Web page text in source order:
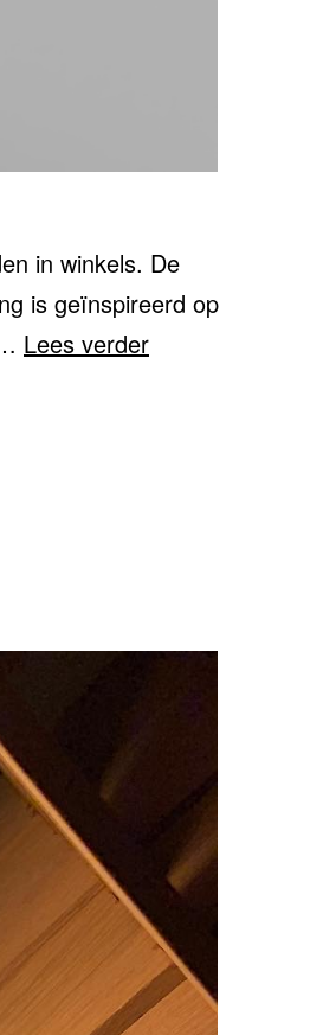
in winkels. De
is geïnspireerd op
Lees verderCOPENHAGEN